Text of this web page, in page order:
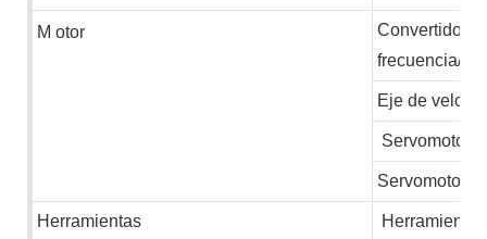
M otor
Convertidor
frecuencia/
Eje de
Servomotor
Servomotor
Herramientas